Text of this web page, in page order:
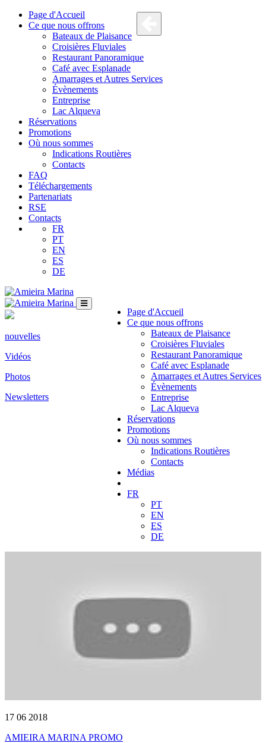
Page d'Accueil
Ce que nous offrons
Bateaux de Plaisance
Croisières Fluviales
Restaurant Panoramique
Café avec Esplanade
Amarrages et Autres Services
Évènements
Entreprise
Lac Alqueva
Réservations
Promotions
Où nous sommes
Indications Routières
Contacts
FAQ
Téléchargements
Partenariats
RSE
Contacts
FR
PT
EN
ES
DE
Page d'Accueil
Ce que nous offrons
Bateaux de Plaisance
Croisières Fluviales
Restaurant Panoramique
Café avec Esplanade
Amarrages et Autres Services
Évènements
Entreprise
Lac Alqueva
Réservations
Promotions
Où nous sommes
Indications Routières
Contacts
Médias
FR
PT
EN
ES
DE
nouvelles
Vidéos
Photos
Newsletters
17 06 2018
AMIEIRA MARINA PROMO